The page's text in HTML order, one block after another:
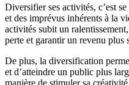
Diversifier ses activités, c’est
et des imprévus inhérents à la
activités subit un
perte et garantir un revenu plus
De plus, la diversification
et d’atteindre un public plus
manière de stimuler sa